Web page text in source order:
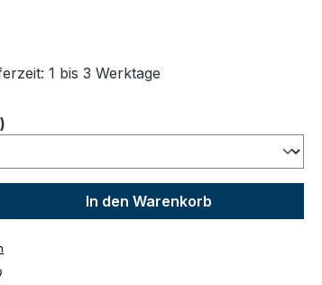
von 4.67 von 5 Sternen
1 bis 3 Werktage
)
Gib den gewünschten Wert
In den Warenkorb